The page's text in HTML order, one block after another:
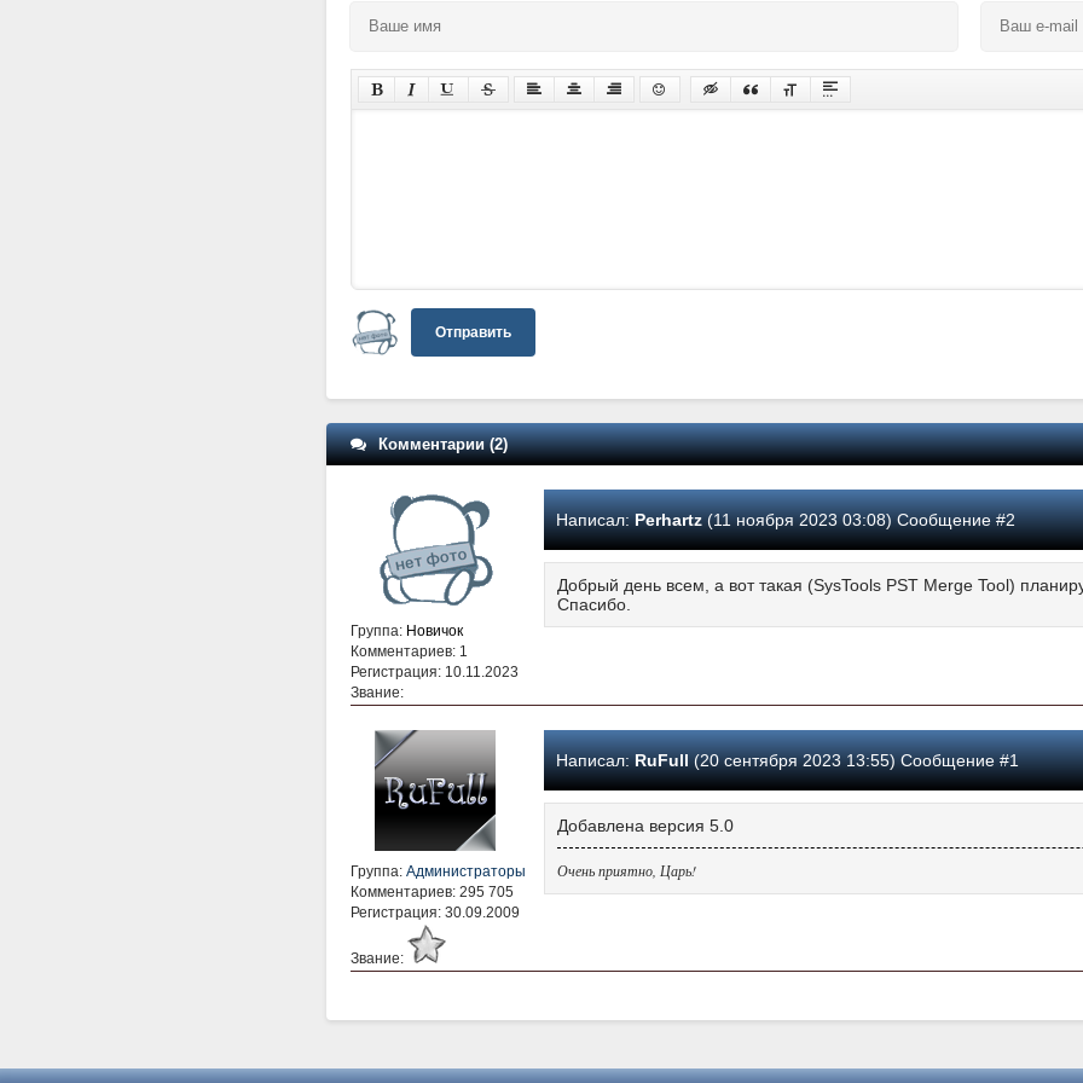
Отправить
Комментарии (2)
Группа: Новичок
Комментариев: 1
Регистрация: 10.11.2023
Звание:
Написал: Perhartz(11 ноября 2023 03:08) Сообщение #2
Добрый день всем, а вот такая (SysTools PST Merge Tool)
Спасибо.
Группа: Администраторы
Комментариев: 295 705
Регистрация: 30.09.2009
Звание:
Написал: RuFull(20 сентября 2023 13:55) Сообщение #1
Добавлена версия 5.0
Очень приятно, Царь!